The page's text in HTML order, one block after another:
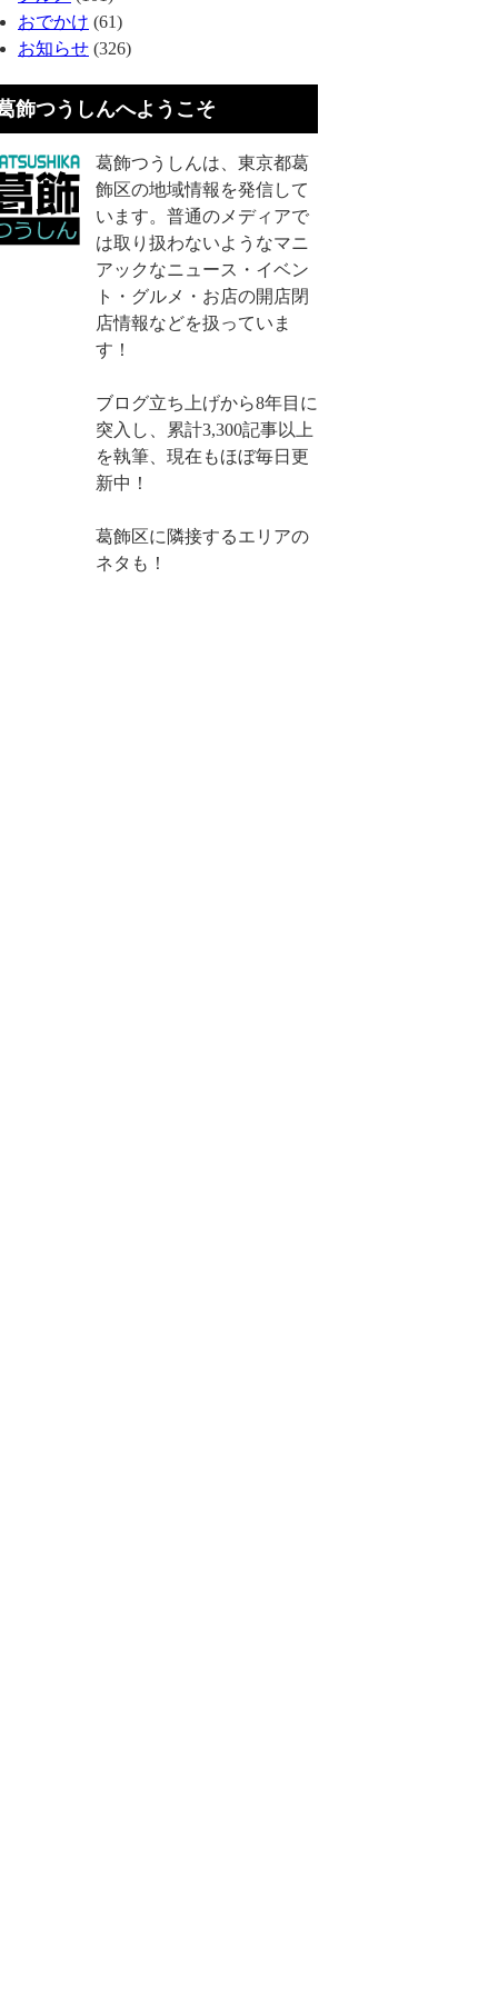
おでかけ (61)
お知らせ (326)
飾つうしんへようこそ
葛飾つうしんは、東京都葛
飾区の地域情報を発信して
います。普通のメディアで
は取り扱わないようなマニ
アックなニュース・イベン
ト・グルメ・お店の開店閉
店情報などを扱っていま
す！
ブログ立ち上げから8年目に
突入し、累計3,300記事以上
を執筆、現在もほぼ毎日更
新中！
葛飾区に隣接するエリアの
ネタも！